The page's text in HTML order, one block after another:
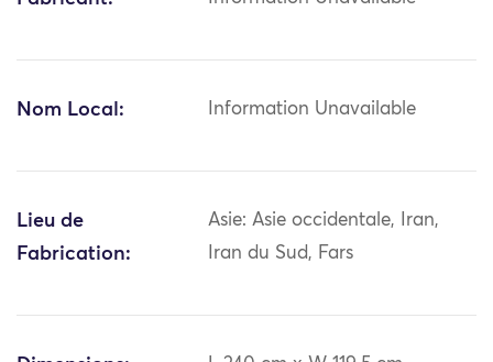
Nom Local: Information Unavailable
Lieu de
Fabrication:
Asie: Asie occidentale, Iran,
Iran du Sud, Fars